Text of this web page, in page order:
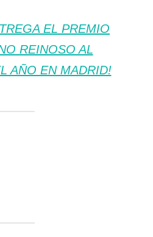
EL PREMIO
REINOSO AL
AÑO EN MADRID!